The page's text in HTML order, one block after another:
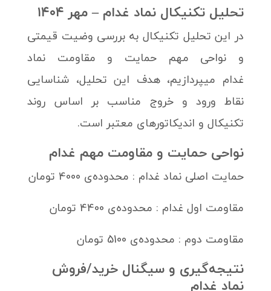
تحلیل تکنیکال نماد غدام – مهر ۱۴۰۴
در این تحلیل تکنیکال به بررسی وضیت قیمتی
و نواحی مهم حمایت و مقاومت نماد
غدام میپردازیم، هدف این تحلیل، شناسایی
نقاط ورود و خروج مناسب بر اساس روند
تکنیکال و اندیکاتورهای معتبر است.
نواحی حمایت و مقاومت مهم غدام
حمایت اصلی نماد غدام : محدوده‌ی 4000 تومان
مقاومت اول غدام : محدوده‌ی 4400 تومان
مقاومت دوم : محدوده‌ی 5100 تومان
نتیجه‌گیری و سیگنال خرید/فروش
نماد غدام